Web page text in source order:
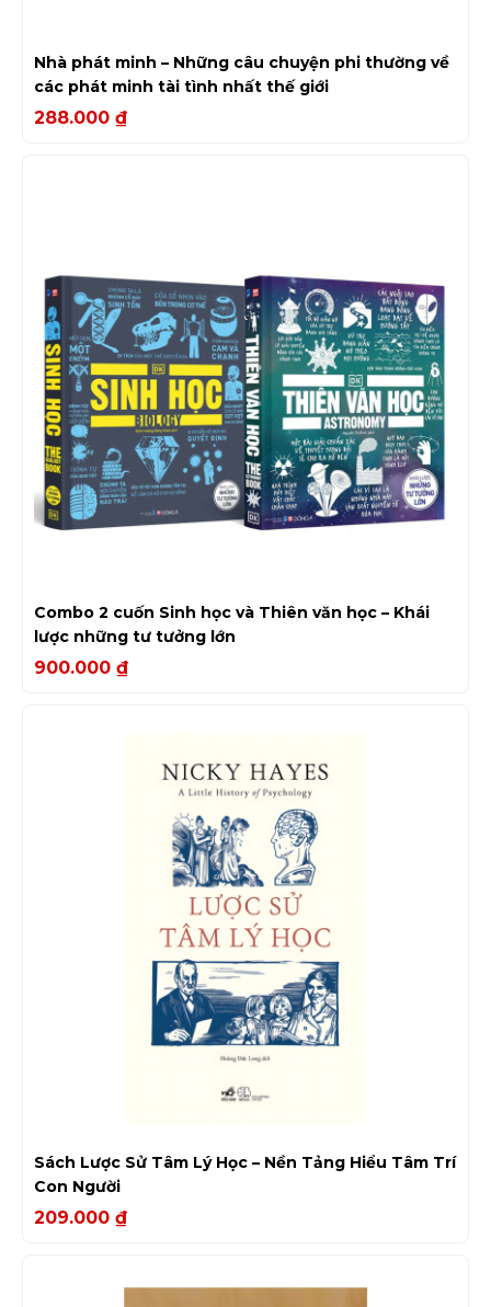
Nhà phát minh – Những câu chuyện phi thường về
các phát minh tài tình nhất thế giới
288.000 ₫
Combo 2 cuốn Sinh học và Thiên văn học – Khái
lược những tư tưởng lớn
900.000 ₫
Sách Lược Sử Tâm Lý Học – Nền Tảng Hiểu Tâm Trí
Con Người
209.000 ₫